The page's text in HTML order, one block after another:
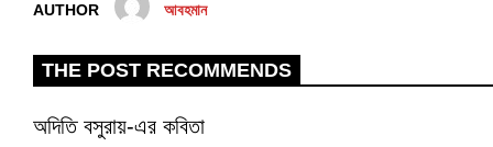
AUTHOR আবহমান
THE POST RECOMMENDS
অদিতি বসুরায়-এর কবিতা